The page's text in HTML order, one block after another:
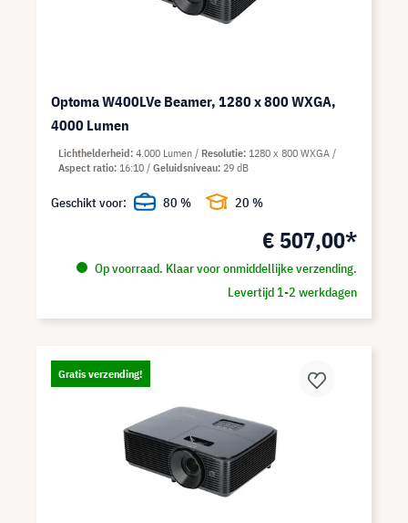
Optoma W400LVe Beamer, 1280 x 800 WXGA,
4000 Lumen
€ 507,00*
Op voorraad. Klaar voor onmiddellijke verzending.
Levertijd 1-2 werkdagen
Lichthelderheid 4.000 Lumen Resolutie 1280 x 800 WXGA
Aspect ratio 16:10 Geluidsniveau 29 dB
Geschikt voor: 80 % 20 %
Gratis verzending!